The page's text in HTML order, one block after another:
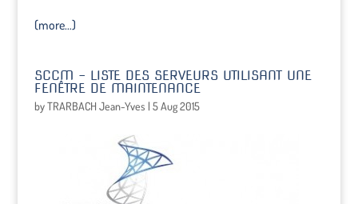
(more…)
SCCM – LISTE DES SERVEURS UTILISANT UNE
FENÊTRE DE MAINTENANCE
byTRARBACH Jean-Yves | 5 Aug 2015